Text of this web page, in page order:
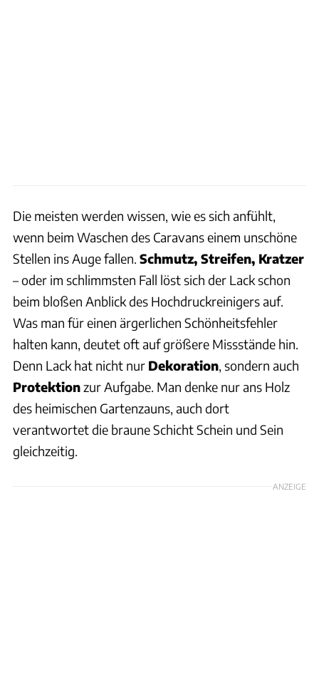
Die meisten werden wissen, wie es sich anfühlt,
wenn beim Waschen des Caravans einem unschöne
Stellen ins Auge fallen. Schmutz, Streifen, Kratzer
– oder im schlimmsten Fall löst sich der Lack schon
beim bloßen Anblick des Hochdruckreinigers auf.
Was man für einen ärgerlichen Schönheitsfehler
halten kann, deutet oft auf größere Missstände hin.
Denn Lack hat nicht nur Dekoration, sondern auch
Protektionzur Aufgabe. Man denke nur ans Holz
des heimischen Gartenzauns, auch dort
verantwortet die braune Schicht Schein und Sein
gleichzeitig.
ANZEIGE